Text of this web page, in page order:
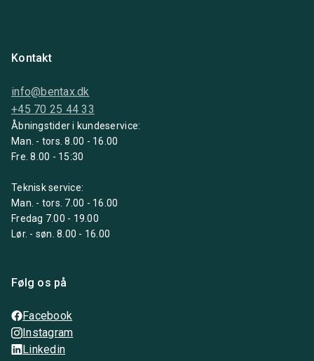
Kontakt
info@bentax.dk
+45 70 25 44 33
Åbningstider i kundeservice:
Man. - tors. 8.00 - 16.00
Fre. 8.00 - 15:30
Teknisk service:
Man. - tors. 7.00 - 16.00
Fredag 7.00 - 19.00
Lør. - søn. 8.00 - 16.00
Følg os på
Facebook
Instagram
Linkedin